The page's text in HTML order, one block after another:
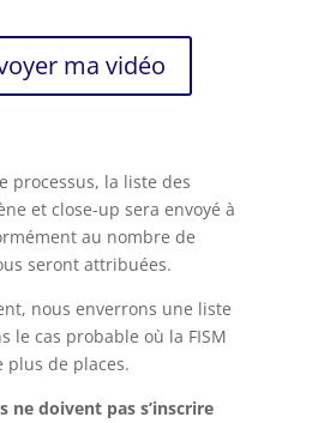
ma vidéo
processus, la liste des
et close-up sera envoyé à
au nombre de
seront attribuées.
nous enverrons une liste
le cas probable où la FISM
plus de places.
ne doivent pas s’inscrire